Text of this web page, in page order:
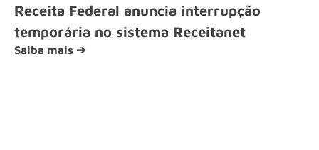
Receita Federal anuncia interrupção
temporária no sistema Receitanet
Saiba mais ➔